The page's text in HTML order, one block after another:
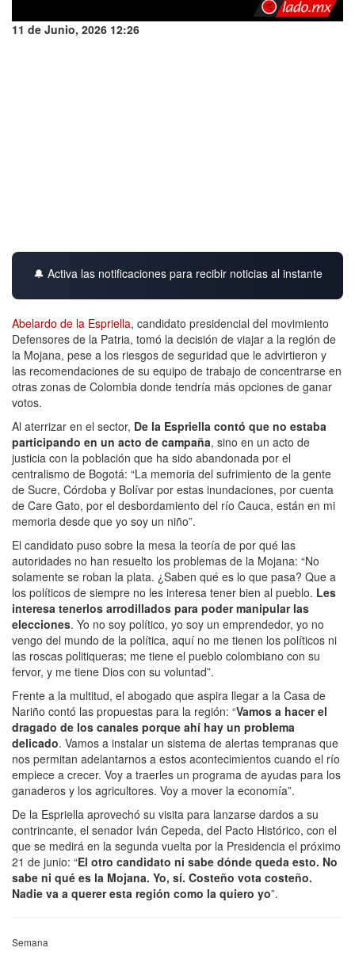
11 de Junio, 2026 12:26
🔔 Activa las notificaciones para recibir noticias al instante
Abelardo de la Espriella, candidato presidencial del movimiento
Defensores de la Patria, tomó la decisión de viajar a la región de
la Mojana, pese a los riesgos de seguridad que le advirtieron y
las recomendaciones de su equipo de trabajo de concentrarse en
otras zonas de Colombia donde tendría más opciones de ganar
votos.
Al aterrizar en el sector, De la Espriella contó que no estaba
participando en un acto de campaña, sino en un acto de
justicia con la población que ha sido abandonada por el
centralismo de Bogotá: “La memoria del sufrimiento de la gente
de Sucre, Córdoba y Bolívar por estas inundaciones, por cuenta
de Care Gato, por el desbordamiento del río Cauca, están en mi
memoria desde que yo soy un niño”.
El candidato puso sobre la mesa la teoría de por qué las
autoridades no han resuelto los problemas de la Mojana: “No
solamente se roban la plata. ¿Saben qué es lo que pasa? Que a
los políticos de siempre no les interesa tener bien al pueblo. Les
interesa tenerlos arrodillados para poder manipular las
elecciones. Yo no soy político, yo soy un emprendedor, yo no
vengo del mundo de la política, aquí no me tienen los políticos ni
las roscas politiqueras; me tiene el pueblo colombiano con su
fervor, y me tiene Dios con su voluntad”.
Frente a la multitud, el abogado que aspira llegar a la Casa de
Nariño contó las propuestas para la región: “Vamos a hacer el
dragado de los canales porque ahí hay un problema
delicado. Vamos a instalar un sistema de alertas tempranas que
nos permitan adelantarnos a estos acontecimientos cuando el río
empiece a crecer. Voy a traerles un programa de ayudas para los
ganaderos y los agricultores. Voy a mover la economía”.
De la Espriella aprovechó su visita para lanzarse dardos a su
contrincante, el senador Iván Cepeda, del Pacto Histórico, con el
que se medirá en la segunda vuelta por la Presidencia el próximo
21 de junio: “El otro candidato ni sabe dónde queda esto. No
sabe ni qué es la Mojana. Yo, sí. Costeño vota costeño.
Nadie va a querer esta región como la quiero yo”.
Semana